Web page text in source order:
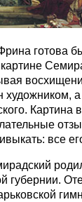
готова
а
Картина
все
губернии.